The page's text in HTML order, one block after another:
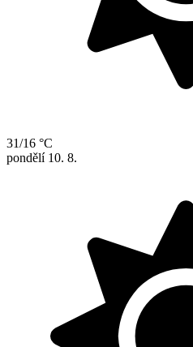
31/16 °C
pondělí 10. 8.